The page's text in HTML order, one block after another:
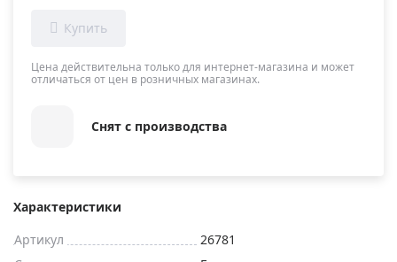
Цена действительна только для интернет-магазина и может
отличаться от цен в розничных магазинах.
Снят с производства
Характеристики
Артикул
26781